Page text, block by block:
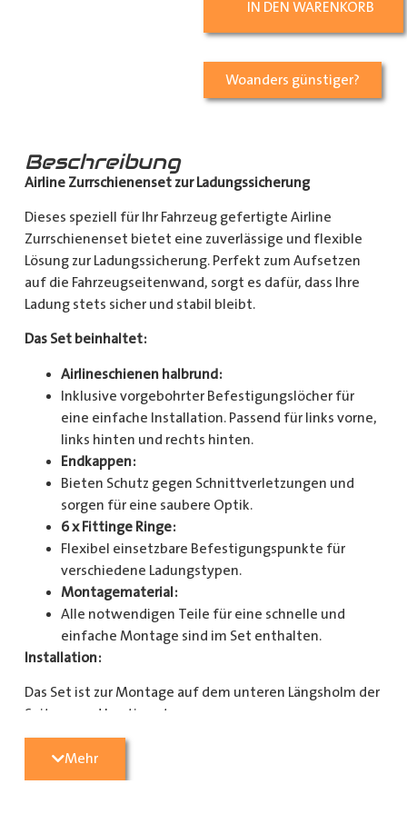
IN DEN WARENKORB
Woanders günstiger?
Beschreibung
Airline Zurrschienenset zur Ladungssicherung
Dieses speziell für Ihr Fahrzeug gefertigte Airline
Zurrschienenset bietet eine zuverlässige und flexible
Lösung zur Ladungssicherung. Perfekt zum Aufsetzen
auf die Fahrzeugseitenwand, sorgt es dafür, dass Ihre
Ladung stets sicher und stabil bleibt.
Das Set beinhaltet:
Airlineschienen halbrund:
Inklusive vorgebohrter Befestigungslöcher für
eine einfache Installation. Passend für links vorne,
links hinten und rechts hinten.
Endkappen:
Bieten Schutz gegen Schnittverletzungen und
sorgen für eine saubere Optik.
6 x Fittinge Ringe:
Flexibel einsetzbare Befestigungspunkte für
verschiedene Ladungstypen.
Montagematerial:
Alle notwendigen Teile für eine schnelle und
einfache Montage sind im Set enthalten.
Installation:
Das Set ist zur Montage auf dem unteren Längsholm der
Seitenwand bestimmt.
Mit diesem Zurrschienenset verbessern Sie die
Mehr